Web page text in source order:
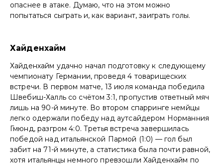
опаснее в атаке. Думаю, что на этом можно
попытаться сыграть и, как вариант, заиграть голы.
Хайденхайм
Хайденхайм удачно начал подготовку к следующему
чемпионату Германии, проведя 4 товарищеских
встречи. В первом матче, 13 июля команда победила
Швебиш-Халль со счётом 3:1, пропустив ответный мяч
лишь на 90-й минуте. Во втором спарринге немйцы
легко одержали победу над аутсайдером Норманния
Гмюнд, разгром 4:0. Третья встреча завершилась
победой над итальянской Пармой (1:0) — гол был
забит на 71-й минуте, а статистика была почти равной,
хотя итальянцы немного превзошли Хайденхайм по